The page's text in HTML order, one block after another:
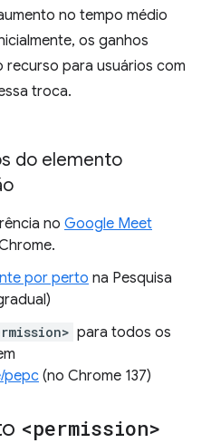
no tempo médio
os ganhos
recurso para usuários com
troca.
do elemento
no Google Meet
por perto na Pesquisa
para todos os
pepc (no Chrome 137)
<permission>